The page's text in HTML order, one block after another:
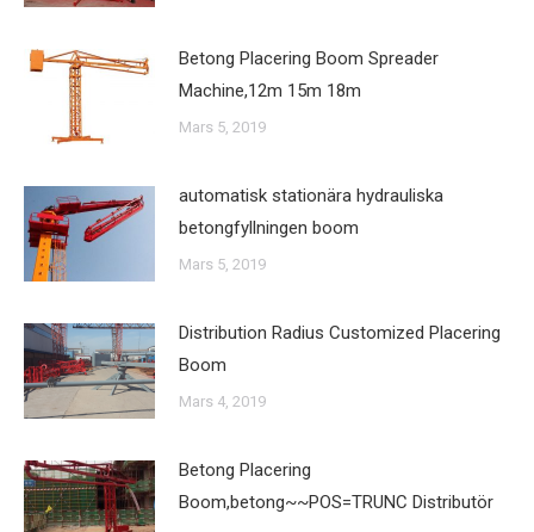
Betong Placering Boom Spreader
Machine,12m 15m 18m
Mars 5, 2019
automatisk stationära hydrauliska
betongfyllningen boom
Mars 5, 2019
Distribution Radius Customized Placering
Boom
Mars 4, 2019
Betong Placering
Boom,betong~~POS=TRUNC Distributör